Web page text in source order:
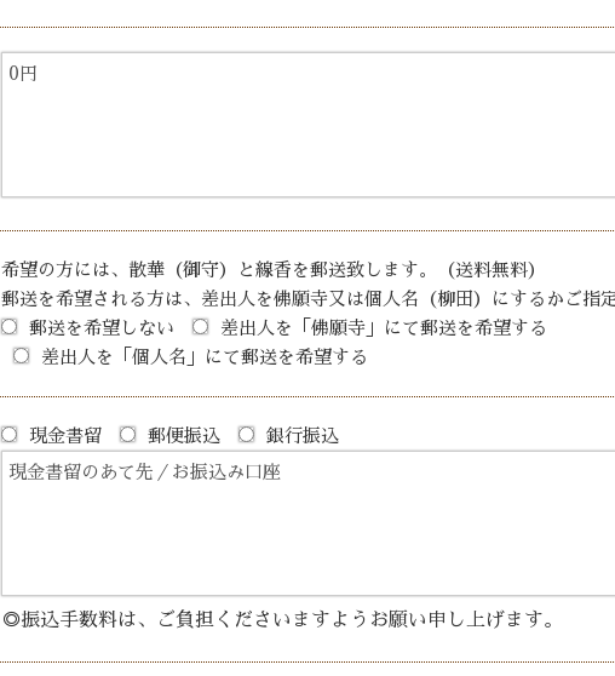
希望の方には、散華（御守）と線香を郵送致します。（送料無料）
郵送を希望される方は、差出人を佛願寺又は個人名（柳田）にするかご指
郵送を希望しない
差出人を「佛願寺」にて郵送を希望する
差出人を「個人名」にて郵送を希望する
現金書留 郵便振込 銀行振込
◎振込手数料は、ご負担くださいますようお願い申し上げます。